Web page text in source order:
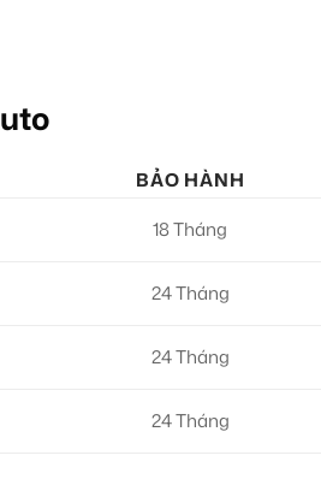
BẢO HÀNH
18 Tháng
24 Tháng
24 Tháng
24 Tháng